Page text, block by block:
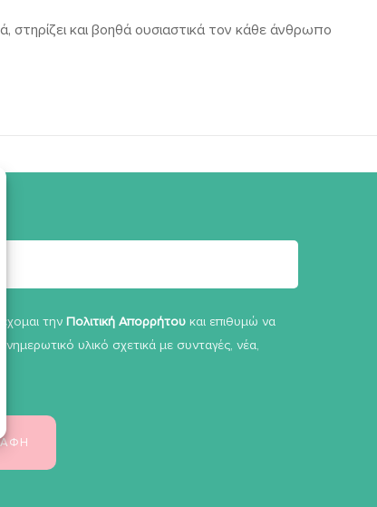
και βοηθά ουσιαστικά τον κάθε άνθρωπο
την Πολιτική Απορρήτου και επιθυμώ να
υλικό σχετικά με συνταγές, νέα,